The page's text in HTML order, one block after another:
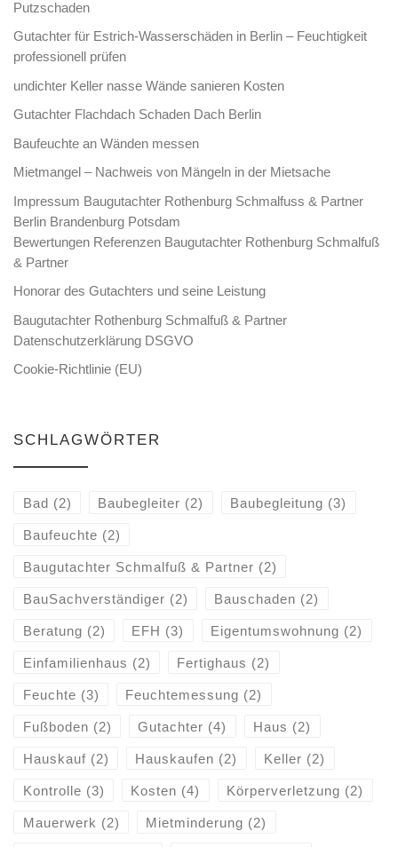
Putzschaden
Gutachter für Estrich-Wasserschäden in Berlin – Feuchtigkeit
professionell prüfen
undichter Keller nasse Wände sanieren Kosten
Gutachter Flachdach Schaden Dach Berlin
Baufeuchte an Wänden messen
Mietmangel – Nachweis von Mängeln in der Mietsache
Impressum Baugutachter Rothenburg Schmalfuss & Partner
Berlin Brandenburg Potsdam
Bewertungen Referenzen Baugutachter Rothenburg Schmalfuß
& Partner
Honorar des Gutachters und seine Leistung
Baugutachter Rothenburg Schmalfuß & Partner
Datenschutzerklärung DSGVO
Cookie-Richtlinie (EU)
SCHLAGWÖRTER
Bad (2) Baubegleiter (2) Baubegleitung (3)
Baufeuchte (2)
Baugutachter Schmalfuß & Partner (2)
BauSachverständiger (2) Bauschaden (2)
Beratung (2) EFH (3) Eigentumswohnung (2)
Einfamilienhaus (2) Fertighaus (2)
Feuchte (3) Feuchtemessung (2)
Fußboden (2) Gutachter (4) Haus (2)
Hauskauf(2) Hauskaufen (2) Keller (2)
Kontrolle (3) Kosten (4) Körperverletzung (2)
Mauerwerk (2) Mietminderung (2)